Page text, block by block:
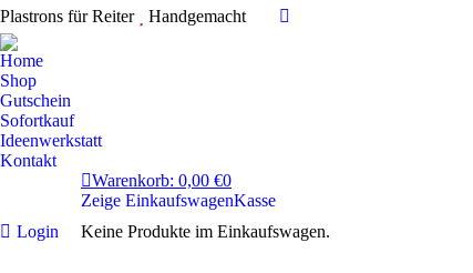
Plastrons für Reiter Handgemacht
Instagram
Home
Shop
Gutschein
Sofortkauf
Ideenwerkstatt
Kontakt
Login
Warenkorb: 0,00 €0
Zeige EinkaufswagenKasse
Keine Produkte im Einkaufswagen.